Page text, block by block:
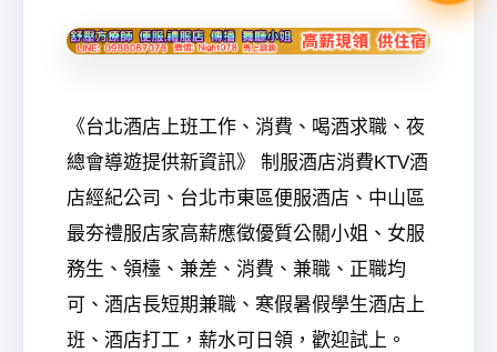
《台北酒店上班工作、消費、喝酒求職、夜
總會導遊提供新資訊》 制服酒店消費KTV酒
店經紀公司、台北市東區便服酒店、中山區
最夯禮服店家高薪應徵優質公關小姐、女服
務生、領檯、兼差、消費、兼職、正職均
可、酒店長短期兼職、寒假暑假學生酒店上
班、酒店打工，薪水可日領，歡迎試上。